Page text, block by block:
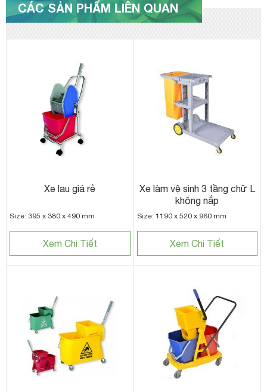
CÁC SẢN PHẨM LIÊN QUAN
Xe lau giá rẻ
Size: 395 x 380 x 490 mm
Xem Chi Tiết
Xe làm vệ sinh 3 tầng chữ L
không nắp
Size: 1190 x 520 x 960 mm
Xem Chi Tiết